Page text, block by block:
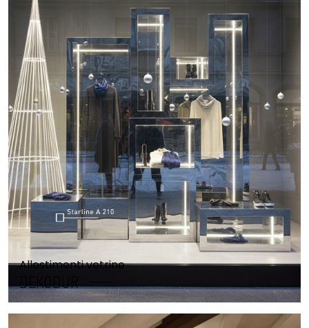
Allestimenti vetrine
DEKODUR